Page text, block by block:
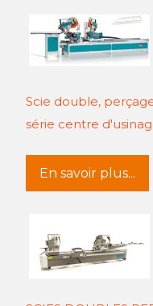
Scie double,
série centre
En savoir plus...